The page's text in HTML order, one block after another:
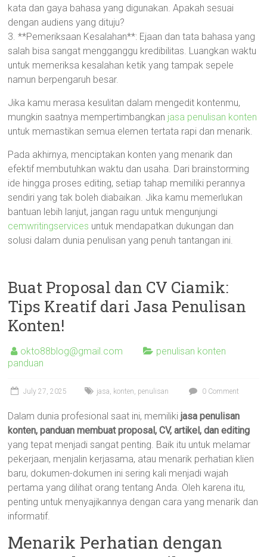
kata dan gaya bahasa yang digunakan. Apakah sesuai
dengan audiens yang dituju?
3. **Pemeriksaan Kesalahan**: Ejaan dan tata bahasa yang
salah bisa sangat mengganggu kredibilitas. Luangkan waktu
untuk memeriksa kesalahan ketik yang tampak sepele
namun berpengaruh besar.
Jika kamu merasa kesulitan dalam mengedit kontenmu,
mungkin saatnya mempertimbangkan jasa penulisan konten
untuk memastikan semua elemen tertata rapi dan menarik.
Pada akhirnya, menciptakan konten yang menarik dan
efektif membutuhkan waktu dan usaha. Dari brainstorming
ide hingga proses editing, setiap tahap memiliki perannya
sendiri yang tak boleh diabaikan. Jika kamu memerlukan
bantuan lebih lanjut, jangan ragu untuk mengunjungi
cemwritingservices untuk mendapatkan dukungan dan
solusi dalam dunia penulisan yang penuh tantangan ini.
Buat Proposal dan CV Ciamik:
Tips Kreatif dari Jasa Penulisan
Konten!
okto88blog@gmail.com
penulisan konten
panduan
July 27, 2025 jasa, konten, penulisan 0 Comment
Dalam dunia profesional saat ini, memilikijasa penulisan
konten, panduan membuat proposal, CV, artikel, dan editing
yang tepat menjadi sangat penting. Baik itu untuk melamar
pekerjaan, menjalin kerjasama, atau menarik perhatian klien
baru, dokumen-dokumen ini sering kali menjadi wajah
pertama yang dilihat orang tentang Anda. Oleh karena itu,
penting untuk menyajikannya dengan cara yang menarik dan
informatif.
Menarik Perhatian dengan